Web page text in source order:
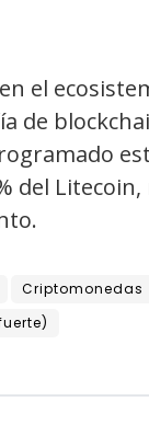
el
Litecoin,
Criptomonedas